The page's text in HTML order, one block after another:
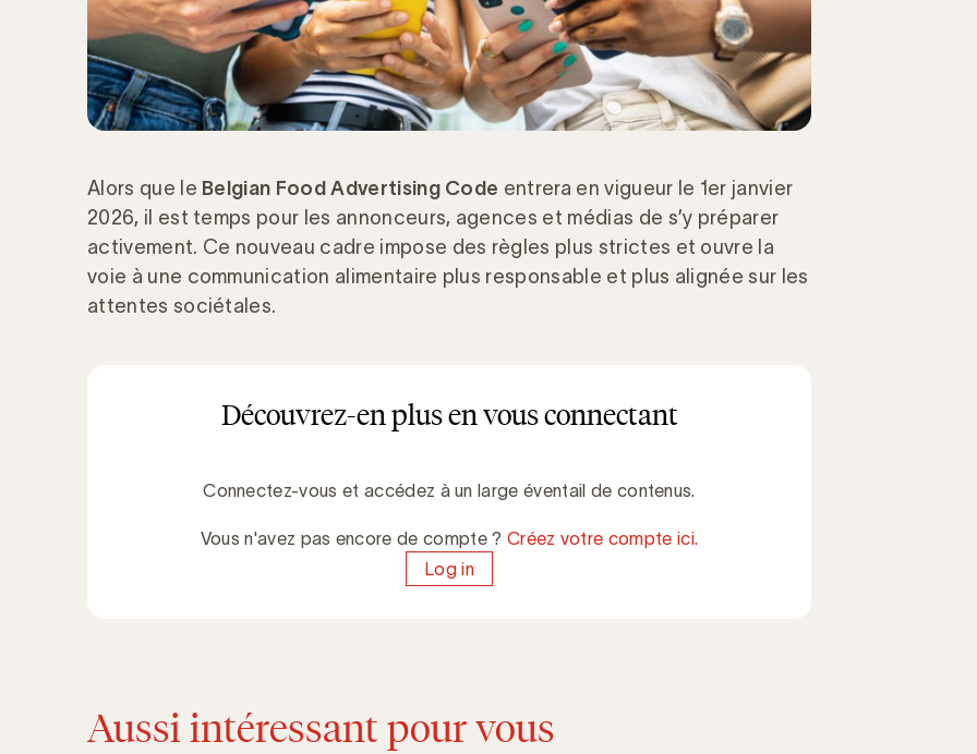
Alors que le Belgian Food Advertising Code entrera en vigueur le 1er janvier
2026, il est temps pour les annonceurs, agences et médias de s’y préparer
activement. Ce nouveau cadre impose des règles plus strictes et ouvre la
voie à une communication alimentaire plus responsable et plus alignée sur les
attentes sociétales.
Découvrez-en plus en vous connectant
Connectez-vous et accédez à un large éventail de contenus.
Vous n'avez pas encore de compte ? Créez votre compte ici.
Log in
Aussi intéressant pour vous